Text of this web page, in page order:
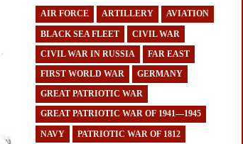
AIR FORCE ARTILLERY AVIATION
BLACK SEA FLEET CIVIL WAR
CIVIL WAR IN RUSSIA FAR EAST
FIRST WORLD WAR GERMANY
GREAT PATRIOTIC WAR
GREAT PATRIOTIC WAR OF 1941—1945
NAVY PATRIOTIC WAR OF 1812